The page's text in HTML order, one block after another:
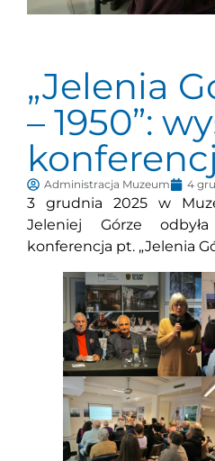
„Jelenia
– 1950”:
Administracja Muzeum 4
3 grudnia 2025 w
Jeleniej Górze
konferencja pt. „Jelenia